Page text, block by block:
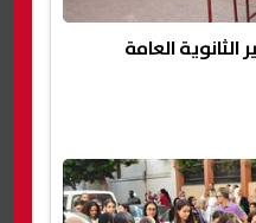
العامة